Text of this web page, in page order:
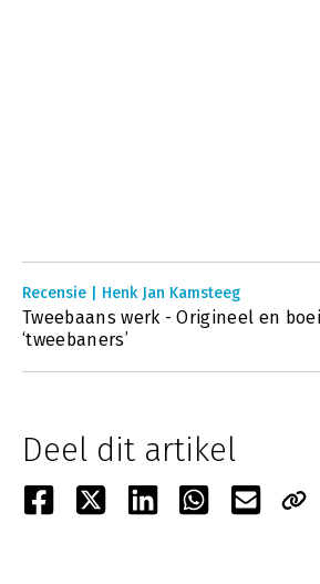
Recensie | Henk Jan Kamsteeg
Tweebaans werk - Origineel en
‘tweebaners’
Deel dit artikel